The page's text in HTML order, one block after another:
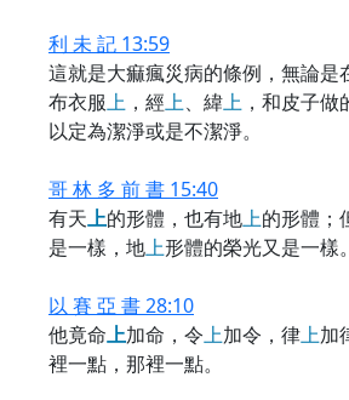
利 未 記 13:59
這就是大痲瘋災病的條例，無論是
布衣服上 ，經上、緯上 ，和皮子
以定為潔淨或是不潔淨。
哥 林 多 前 書 15:40
有天上的形體，也有地上的形體；
是一樣，地上形體的榮光又是一樣。
以 賽 亞 書 28:10
他竟命上加命，令上加令，律上加
裡一點，那裡一點。